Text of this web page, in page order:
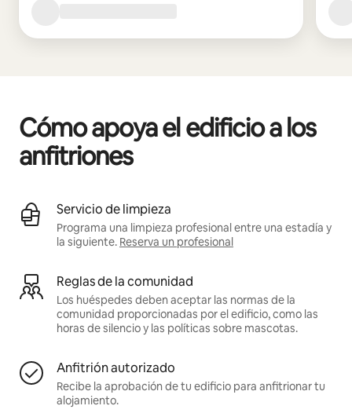
Cómo apoya el edificio a los
anfitriones
Servicio de limpieza
Programa una limpieza profesional entre una estadía y
la siguiente. Reserva un profesional
Reglas de la comunidad
Los huéspedes deben aceptar las normas de la
comunidad proporcionadas por el edificio, como las
horas de silencio y las políticas sobre mascotas.
Anfitrión autorizado
Recibe la aprobación de tu edificio para anfitrionar tu
alojamiento.